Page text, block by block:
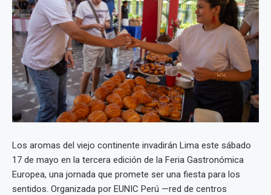
Los aromas del viejo continente invadirán Lima este sábado
17 de mayo en la tercera edición de la Feria Gastronómica
Europea, una jornada que promete ser una fiesta para los
sentidos. Organizada por EUNIC Perú —red de centros